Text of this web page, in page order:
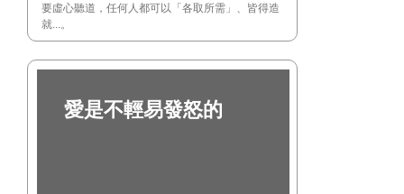
要虛心聽道，任何人都可以「各取所需」、皆得造
就...。
愛是不輕易發怒的